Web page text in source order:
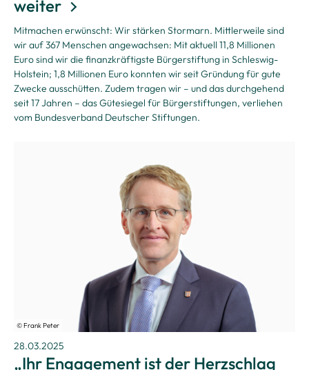
weiter
Mitmachen erwünscht: Wir stärken Stormarn. Mittlerweile sind
wir auf 367 Menschen angewachsen: Mit aktuell 11,8 Millionen
Euro sind wir die finanzkräftigste Bürgerstiftung in Schleswig-
Holstein; 1,8 Millionen Euro konnten wir seit Gründung für gute
Zwecke ausschütten. Zudem tragen wir – und das durchgehend
seit 17 Jahren – das Gütesiegel für Bürgerstiftungen, verliehen
vom Bundesverband Deutscher Stiftungen.
© Frank Peter
28.03.2025
„Ihr Engagement ist der Herzschlag